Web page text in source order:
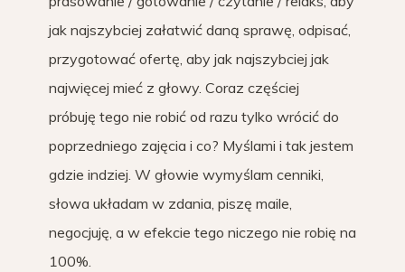
jak najszybciej załatwić daną sprawę, odpisać,
przygotować ofertę, aby jak najszybciej jak
najwięcej mieć z głowy. Coraz częściej
próbuję tego nie robić od razu tylko wrócić do
poprzedniego zajęcia i co? Myślami i tak jestem
gdzie indziej. W głowie wymyślam cenniki,
słowa układam w zdania, piszę maile,
negocjuję, a w efekcie tego niczego nie robię na
100%.